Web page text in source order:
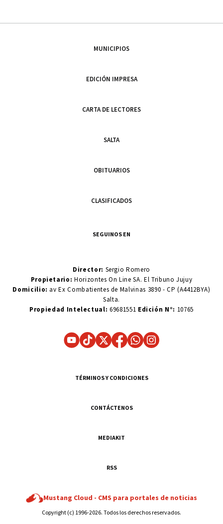
MUNICIPIOS
EDICIÓN IMPRESA
CARTA DE LECTORES
SALTA
OBITUARIOS
CLASIFICADOS
SEGUINOS EN
Director: Sergio Romero
Propietario:Horizontes On Line SA. El Tribuno Jujuy
Domicilio: av Ex Combatientes de Malvinas 3890 - CP (A4412BYA)
Salta.
Propiedad Intelectual: 69681551 Edición N°: 10765
TÉRMINOS Y CONDICIONES
CONTÁCTENOS
MEDIAKIT
RSS
Mustang Cloud - CMS para portales de noticias
Copyright (c) 1996-2026. Todos los derechos reservados.